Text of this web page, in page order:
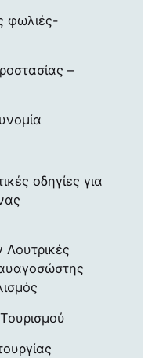
φωλιές-
–
οδηγίες για